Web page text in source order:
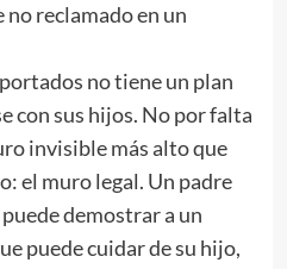
reclamado en un
no tiene un plan
con sus hijos. No por falta
invisible más alto que
el muro legal. Un padre
demostrar a un
puede cuidar de su hijo,